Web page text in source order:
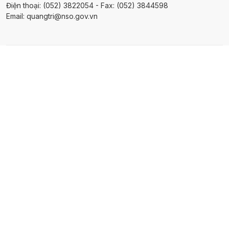
Điện thoại: (052) 3822054 - Fax: (052) 3844598
Email: quangtri@nso.gov.vn